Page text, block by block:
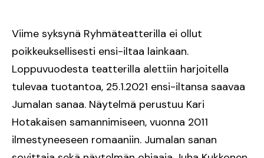
Viime syksynä Ryhmäteatterilla ei ollut
poikkeuksellisesti ensi-iltaa lainkaan.
Loppuvuodesta teatterilla alettiin harjoitella
tulevaa tuotantoa, 25.1.2021 ensi-iltansa saavaa
Jumalan sanaa. Näytelmä perustuu Kari
Hotakaisen samannimiseen, vuonna 2011
ilmestyneeseen romaaniin. Jumalan sanan